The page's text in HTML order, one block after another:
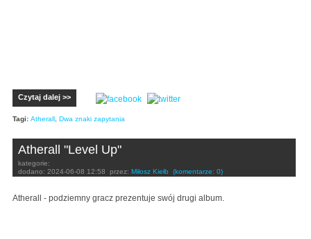
Czytaj dalej >>
Tagi: Atherall , Dwa znaki zapytania
Atherall "Level Up"
kategorie:
dodano: 2024-06-08 12:58 przez: Miłosz Kiełb (komentarze: 0)
Atherall - podziemny gracz prezentuje swój drugi album.